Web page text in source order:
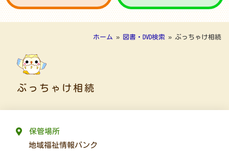
ホーム » 図書・DVD検索 » ぶっちゃけ相続
ぶっちゃけ相続
保管場所
地域福祉情報バンク